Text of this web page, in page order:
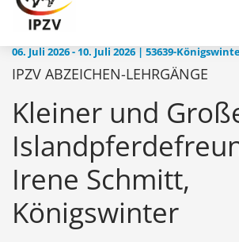
06. Juli 2026 - 10. Juli 2026 | 53639-
IPZV ABZEICHEN-LEHRGÄNGE
Kleiner und
Irene Schmitt,
Königswinter